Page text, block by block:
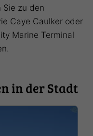
Sie zu den
Caye Caulker oder
Marine Terminal
in der Stadt